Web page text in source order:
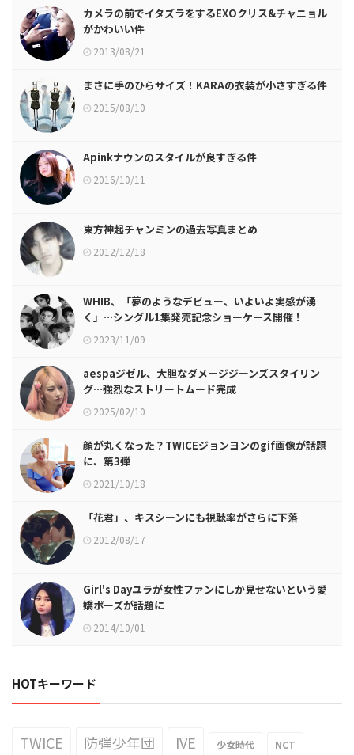
カメラの前でイタズラをするEXOクリス&チャニョル
がかわいい件
2013/08/21
まさに手のひらサイズ！KARAの衣装が小さすぎる件
2015/08/10
Apinkナウンのスタイルが良すぎる件
2016/10/11
東方神起チャンミンの過去写真まとめ
2012/12/18
WHIB、「夢のようなデビュー、いよいよ実感が湧
く」…シングル1集発売記念ショーケース開催！
2023/11/09
aespaジゼル、大胆なダメージジーンズスタイリン
グ…強烈なストリートムード完成
2025/02/10
顔が丸くなった？TWICEジョンヨンのgif画像が話題
に、第3弾
2021/10/18
「花君」、キスシーンにも視聴率がさらに下落
2012/08/17
Girl's Dayユラが女性ファンにしか見せないという愛
嬌ポーズが話題に
2014/10/01
HOTキーワード
TWICE 防弾少年団 IVE 少女時代 NCT